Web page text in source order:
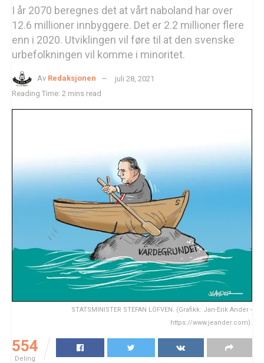
I år 2070 beregnes det at vårt naboland har over
12.6 millioner innbyggere. Det er 2.2 millioner flere
enn i 2020. Utviklingen vil føre til at den svenske
urbefolkningen vil komme i minoritet.
Av Redaksjonen
juli 28, 2021
Reading Time: 2 mins read
STATSMINISTER STEFAN LÖFVEN. (Grafikk: Jan-Erik Ander -
https://www.jeander.com).
554
Deling